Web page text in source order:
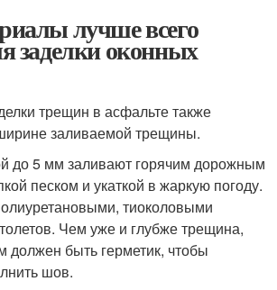
лучше всего
заделки оконных
трещин в асфальте также
заливаемой трещины.
до 5 мм заливают горячим дорожным
песком и укаткой в жаркую погоду.
тиоколовыми
Чем уже и глубже трещина,
должен быть герметик, чтобы
шов.